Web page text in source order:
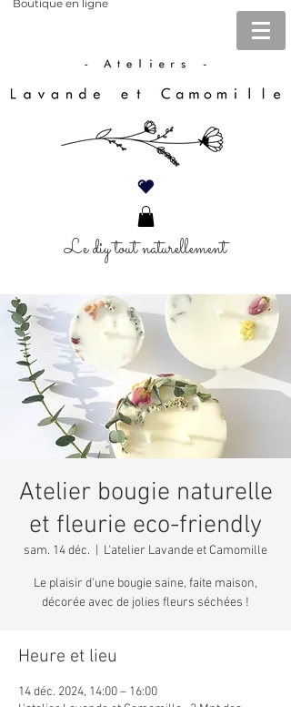
Boutique en ligne
Le diy tout naturellement
Atelier bougie naturelle
et fleurie eco-friendly
sam. 14 déc. L'atelier Lavande et Camomille
Le plaisir d'une bougie saine, faite maison,
décorée avec de jolies fleurs séchées !
Heure et lieu
14 déc. 2024, 14:00 – 16:00